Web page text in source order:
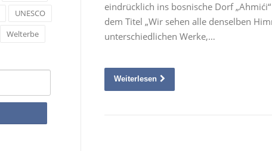
eindrücklich ins bosnische Dorf
dem Titel „Wir sehen alle denselben
unterschiedlichen Werke,…
Weiterlesen
UNESCO
Welterbe